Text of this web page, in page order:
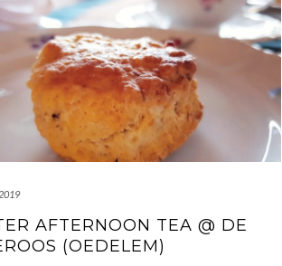
AFTERNOON TEA @ DE
(OEDELEM)